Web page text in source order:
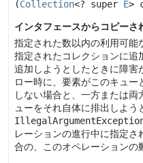
(Collection<? super E>
インタフェースからコピーさ
指定された数以内の利用可能
指定されたコレクションに追
追加しようとしたときに障害
ロー時に、要素がこのキュ
しない場合と、一方または両
ューをそれ自体に排出しよう
レーションの進行中に指定
合の、このオペレーションの